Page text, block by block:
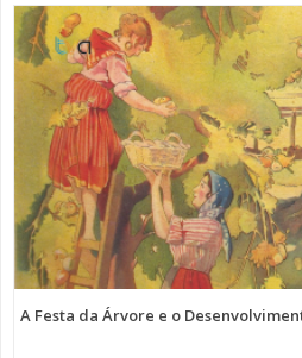
A Festa da Árvore e o